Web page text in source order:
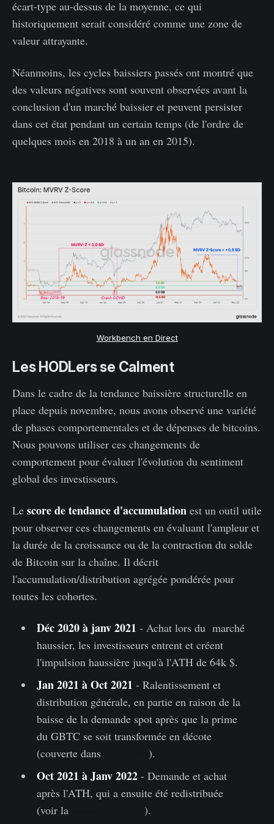
écart-type au-dessus de la moyenne, ce qui
historiquement serait considéré comme une zone de
valeur attrayante.
Néanmoins, les cycles baissiers passés ont montré que
des valeurs négatives sont souvent observées avant la
conclusion d'un marché baissier et peuvent persister
dans cet état pendant un certain temps (de l'ordre de
quelques mois en 2018 à un an en 2015).
Workbench en Direct
‌‌Les HODLers se Calment
Dans le cadre de la tendance baissière structurelle en
place depuis novembre, nous avons observé une variété
de phases comportementales et de dépenses de bitcoins.
Nous pouvons utiliser ces changements de
comportement pour évaluer l'évolution du sentiment
global des investisseurs.
Le score de tendance d'accumulation est un outil utile
pour observer ces changements en évaluant l'ampleur et
la durée de la croissance ou de la contraction du solde
de Bitcoin sur la chaîne. Il décrit
l'accumulation/distribution agrégée pondérée pour
toutes les cohortes.
Déc 2020 à janv 2021 - Achat lors du marché
haussier, les investisseurs entrent et créent
l'impulsion haussière jusqu'à l'ATH de 64k $.
Jan 2021 à Oct 2021 - Ralentissement et
distribution générale, en partie en raison de la
baisse de la demande spot après que la prime
du GBTC se soit transformée en décote
(couverte dans
).
Oct 2021 à Janv 2022 - Demande et achat
après l'ATH, qui a ensuite été redistribuée
(voir lasemaine 9, 2022 ).